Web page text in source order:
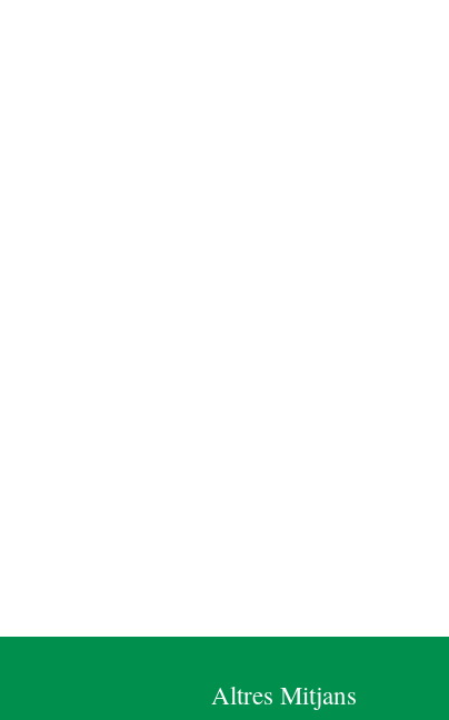
Altres Mitjans